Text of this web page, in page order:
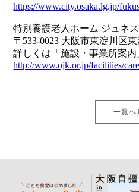
https://www.city.osaka.lg.jp/
特別養護老人ホーム ジュネス
〒533-0023 大阪市東淀川区
詳しくは「施設・事業所案
http://www.ojk.or.jp/facilities/
一覧へ